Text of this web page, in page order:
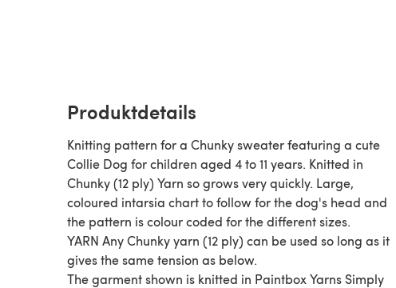
Produktdetails
Knitting pattern for a Chunky sweater featuring a cute
Collie Dog for children aged 4 to 11 years. Knitted in
Chunky (12 ply) Yarn so grows very quickly. Large,
coloured intarsia chart to follow for the dog's head and
the pattern is colour coded for the different sizes.
YARN Any Chunky yarn (12 ply) can be used so long as it
gives the same tension as below.
The garment shown is knitted in Paintbox Yarns Simply